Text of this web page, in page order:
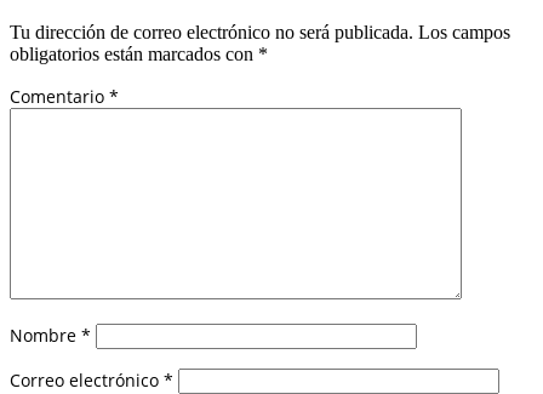
Tu dirección de correo electrónico no será publicada. Los campos
obligatorios están marcados con *
Comentario *
Nombre *
Correo electrónico *